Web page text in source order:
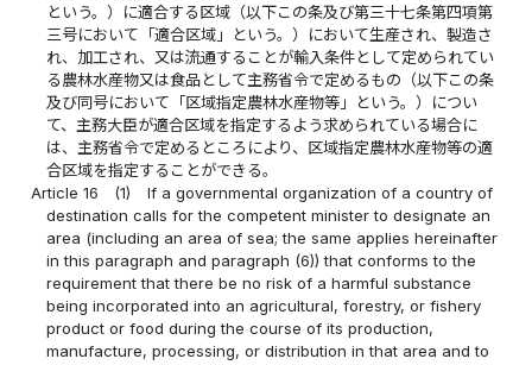
という。）に適合する区域（以下この条及び第三十七条第四項第
三号において「適合区域」という。）において生産され、製造さ
れ、加工され、又は流通することが輸入条件として定められてい
る農林水産物又は食品として主務省令で定めるもの（以下この条
及び同号において「区域指定農林水産物等」という。）につい
て、主務大臣が適合区域を指定するよう求められている場合に
は、主務省令で定めるところにより、区域指定農林水産物等の適
合区域を指定することができる。
Article 16
(1)
If a governmental organization of a country of
destination calls for the competent minister to designate an
area (including an area of sea; the same applies hereinafter
in this paragraph and paragraph (6)) that conforms to the
requirement that there be no risk of a harmful substance
being incorporated into an agricultural, forestry, or fishery
product or food during the course of its production,
manufacture, processing, or distribution in that area and to